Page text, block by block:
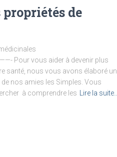
de
vous aider à devenir plus
santé, nous vous avons élaboré un
nos amies les Simples. Vous
à comprendre les
Lire la suite…